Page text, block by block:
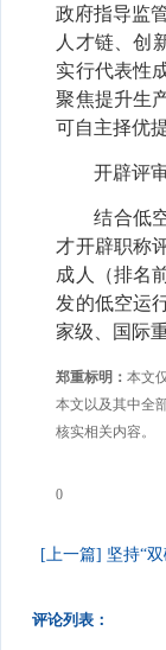
政府指导监
人才链、创
实行代表性
聚焦提升生
可自主择优
开辟评
结合低
才开辟职称
成人（排名
发的低空运
家级、国际
郑重标明：本文
本文以及其中全
核实相关内容。
0
[上一篇] 坚持“
评论列表：